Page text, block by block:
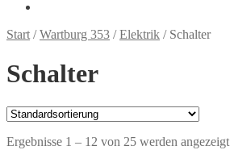
Start /Wartburg 353 /Elektrik / Schalter
Schalter
Ergebnisse 1 – 12 von 25 werden angezeigt